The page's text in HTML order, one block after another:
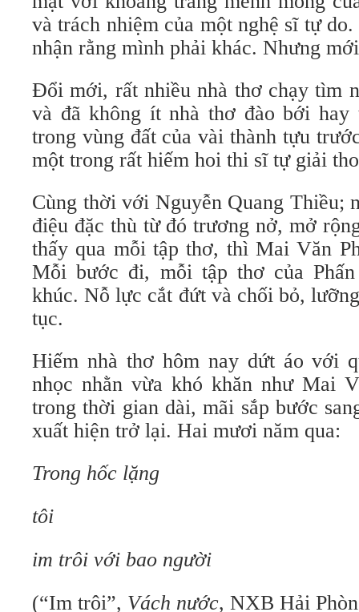
và trách nhiệm của một nghệ sĩ tự
nhận rằng mình phải khác. Nhưng
Đổi mới, rất nhiều nhà thơ chạy tìm
và đã không ít nhà thơ đào bới
trong vùng đất của vài thành tựu
một trong rất hiếm hoi thi sĩ tự giải
Cùng thời với Nguyễn Quang Thiều;
điệu đặc thù từ đó trương nở, mở
thấy qua mỗi tập thơ, thì Mai Văn
Mỗi bước đi, mỗi tập thơ của
khúc. Nỗ lực cắt đứt và chối bỏ,
tục.
Hiếm nhà thơ hôm nay dứt áo với
nhọc nhằn vừa khó khăn như Mai
trong thời gian dài, mãi sắp bước
xuất hiện trở lại. Hai mươi năm qua:
Trong hốc lặng
tôi
im trôi với bao người
(“Im trôi”, Vách nước, NXB Hải